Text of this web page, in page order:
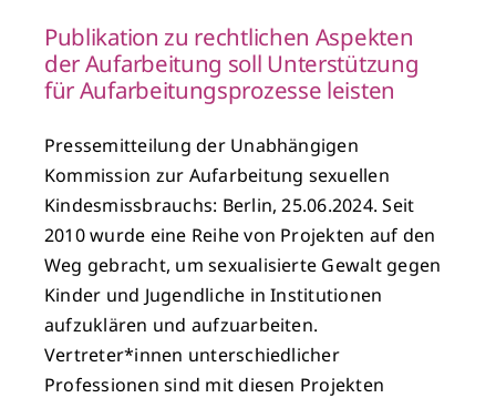
Publikation zu rechtlichen Aspekten
der Aufarbeitung soll Unterstützung
für Aufarbeitungsprozesse leisten
Pressemitteilung der Unabhängigen
Kommission zur Aufarbeitung sexuellen
Kindesmissbrauchs: Berlin, 25.06.2024. Seit
2010 wurde eine Reihe von Projekten auf den
Weg gebracht, um sexualisierte Gewalt gegen
Kinder und Jugendliche in Institutionen
aufzuklären und aufzuarbeiten.
Vertreter*innen unterschiedlicher
Professionen sind mit diesen Projekten